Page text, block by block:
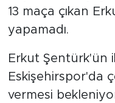
13 maça çıkan
yapamadı.
Erkut Şentürk'ün
Eskişehirspor'da
vermesi